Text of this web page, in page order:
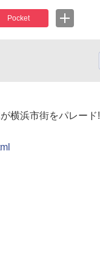
Pocket
横浜市街をパレード!